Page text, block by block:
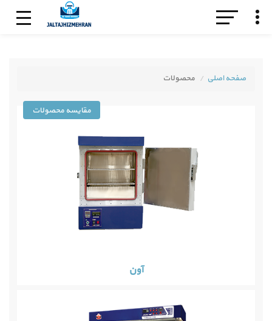
صفحه اصلی محصولات
آون